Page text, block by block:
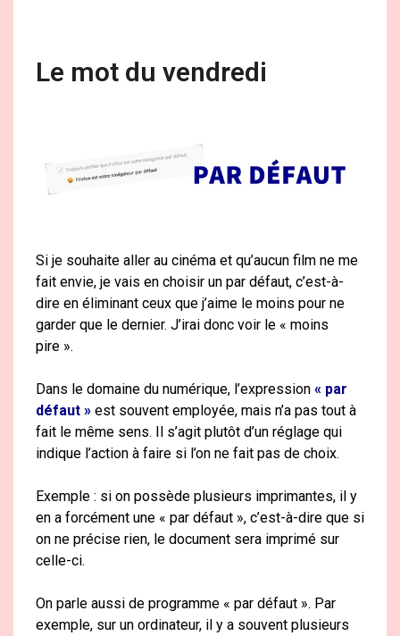
Le mot du vendredi
Si je souhaite aller au cinéma et qu’aucun film ne me
fait envie, je vais en choisir un par défaut, c’est-à-
dire en éliminant ceux que j’aime le moins pour ne
garder que le dernier. J’irai donc voir le « moins
pire ».
Dans le domaine du numérique, l’expression « par
défaut » est souvent employée, mais n’a pas tout à
fait le même sens. Il s’agit plutôt d’un réglage qui
indique l’action à faire si l’on ne fait pas de choix.
Exemple : si on possède plusieurs imprimantes, il y
en a forcément une « par défaut », c’est-à-dire que si
on ne précise rien, le document sera imprimé sur
celle-ci.
On parle aussi de programme « par défaut ». Par
exemple, sur un ordinateur, il y a souvent plusieurs